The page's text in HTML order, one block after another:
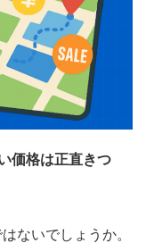
価格は正直きつ
ないでしょうか。